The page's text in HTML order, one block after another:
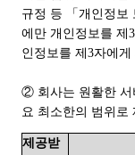
규정 등 「개인정보
에만 개인정보를 제
인정보를 제3자에
② 회사는 원활한 서
요 최소한의 범위로
제공받